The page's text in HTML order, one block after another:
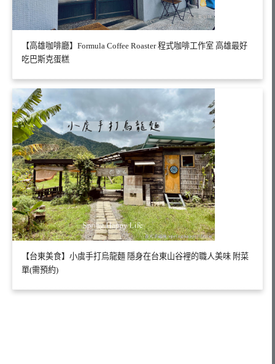
【高雄咖啡廳】Formula Coffee Roaster 程式咖啡工作室 高雄最好
吃巴斯克蛋糕
【台東美食】小虞手打烏龍麵 隱身在台東山谷裡的職人美味 附菜
單(需預約)